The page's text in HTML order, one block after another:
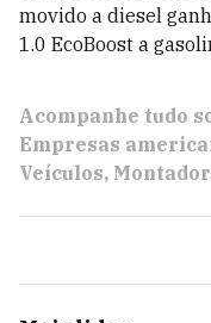
movido a diesel
1.0 EcoBoost a
Acompanhe tudo
Empresas
Veículos